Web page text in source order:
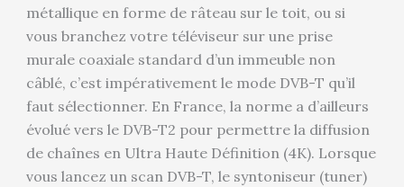
métallique en forme de râteau sur le toit, ou si
vous branchez votre téléviseur sur une prise
murale coaxiale standard d’un immeuble non
câblé, c’est impérativement le mode DVB-T qu’il
faut sélectionner. En France, la norme a d’ailleurs
évolué vers le DVB-T2 pour permettre la diffusion
de chaînes en Ultra Haute Définition (4K). Lorsque
vous lancez un scan DVB-T, le syntoniseur (tuner)